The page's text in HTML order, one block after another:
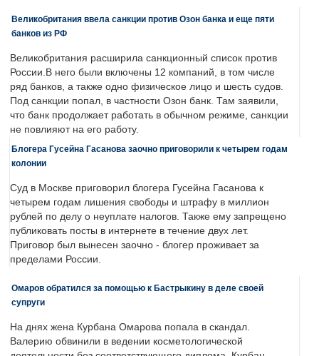
Великобритания ввела санкции против Озон банка и еще пяти
банков из РФ
Великобритания расширила санкционный список против
России.В него были включены 12 компаний, в том числе
ряд банков, а также одно физическое лицо и шесть судов.
Под санкции попал, в частности Озон банк. Там заявили,
что банк продолжает работать в обычном режиме, санкции
не повлияют на его работу.
Блогера Гусейна Гасанова заочно приговорили к четырем годам
колонии
Суд в Москве приговорил блогера Гусейна Гасанова к
четырем годам лишения свободы и штрафу в миллион
рублей по делу о неуплате налогов. Также ему запрещено
публиковать посты в интернете в течение двух лет.
Приговор был вынесен заочно - блогер проживает за
пределами России.
Омаров обратился за помощью к Бастрыкину в деле своей
супруги
На днях жена Курбана Омарова попала в скандал.
Валерию обвинили в ведении косметологической